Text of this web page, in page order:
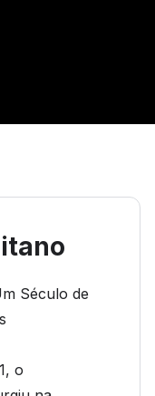
Século de
o